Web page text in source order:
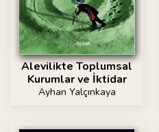
Alevilikte Toplumsal
Kurumlar ve İktidar
Ayhan Yalçınkaya